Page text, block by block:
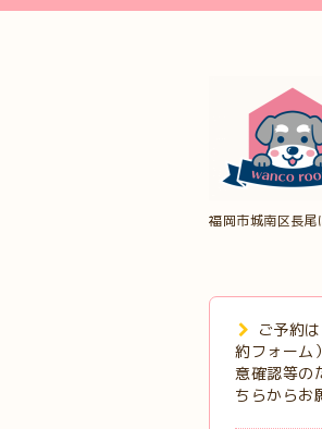
福岡市城南区長
ご予約
約フォーム
意確認等の
ちらからお